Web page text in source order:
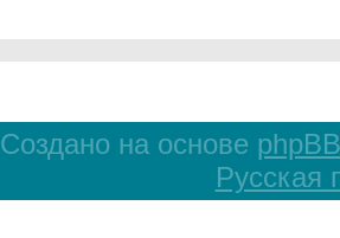
Создано на основе phpBB
Русская